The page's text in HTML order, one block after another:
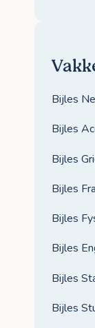
Bijles
Bijles
Bijles
Bijles
Bijles
Bijles
Bijles
Bijles